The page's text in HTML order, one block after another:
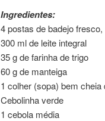
Ingredientes:
4 postas de badejo
300 ml de leite integral
35 g de farinha de trigo
60 g de manteiga
1 colher (sopa) bem cheia
Cebolinha verde
1 cebola média